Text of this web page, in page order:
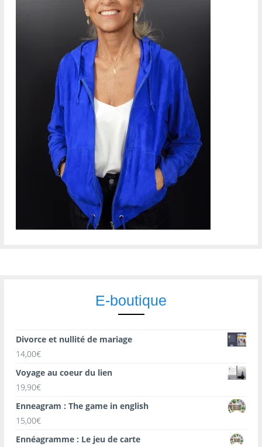
E-boutique
Divorce et nullité de mariage
14,00€
Voyage au coeur du lien
19,90€
Enneagram : The game in english
15,00€
Ennéagramme : Le jeu de carte